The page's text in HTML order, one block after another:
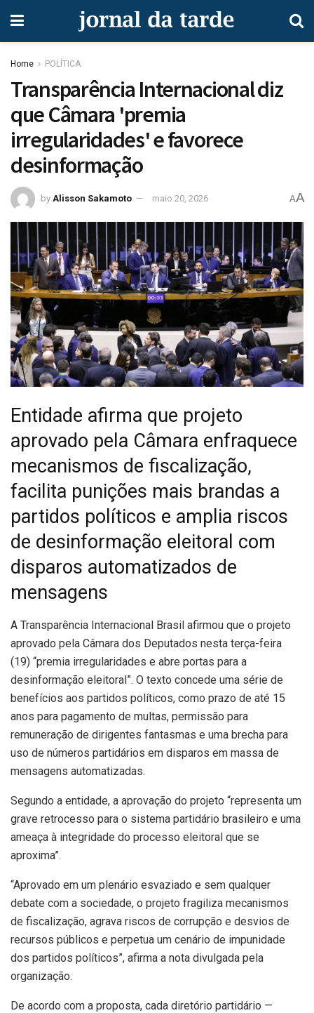
Home POLÍTICA
Transparência Internacional diz
que Câmara 'premia
irregularidades' e favorece
desinformação
by Alisson Sakamoto maio 20, 2026 AA
Entidade afirma que projeto
aprovado pela Câmara enfraquece
mecanismos de fiscalização,
facilita punições mais brandas a
partidos políticos e amplia riscos
de desinformação eleitoral com
disparos automatizados de
mensagens
A Transparência Internacional Brasil afirmou que o projeto
aprovado pela Câmara dos Deputados nesta terça-feira
(19) “premia irregularidades e abre portas para a
desinformação eleitoral”. O texto concede uma série de
benefícios aos partidos políticos, como prazo de até 15
anos para pagamento de multas, permissão para
remuneração de dirigentes fantasmas e uma brecha para
uso de números partidários em disparos em massa de
mensagens automatizadas.
Segundo a entidade, a aprovação do projeto “representa um
grave retrocesso para o sistema partidário brasileiro e uma
ameaça à integridade do processo eleitoral que se
aproxima”.
“Aprovado em um plenário esvaziado e sem qualquer
debate com a sociedade, o projeto fragiliza mecanismos
de fiscalização, agrava riscos de corrupção e desvios de
recursos públicos e perpetua um cenário de impunidade
dos partidos políticos”, afirma a nota divulgada pela
organização.
De acordo com a proposta, cada diretório partidário —